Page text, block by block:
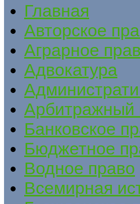
Главная
Авторское
Аграрное
Адвокатура
Арбитражный
Банковское
Бюджетное
Водное право
Всемирная